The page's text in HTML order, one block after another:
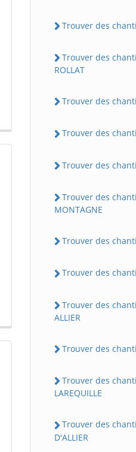
Trouver des
Trouver des
ROLLAT
Trouver des
Trouver des
Trouver des
Trouver des
MONTAGNE
Trouver des
Trouver des
Trouver des
ALLIER
Trouver des
Trouver des
LAREQUILLE
Trouver des
D'ALLIER